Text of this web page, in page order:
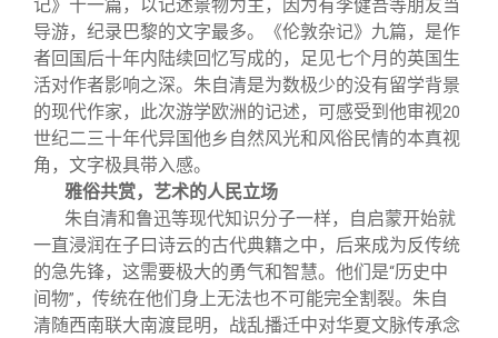
记》十一篇，以记述景物为主，因为有李健吾等朋友当
导游，纪录巴黎的文字最多。《伦敦杂记》九篇，是作
者回国后十年内陆续回忆写成的，足见七个月的英国生
活对作者影响之深。朱自清是为数极少的没有留学背景
的现代作家，此次游学欧洲的记述，可感受到他审视20
世纪二三十年代异国他乡自然风光和风俗民情的本真视
角，文字极具带入感。
雅俗共赏，艺术的人民立场
朱自清和鲁迅等现代知识分子一样，自启蒙开始就
一直浸润在子曰诗云的古代典籍之中，后来成为反传统
的急先锋，这需要极大的勇气和智慧。他们是“历史中
间物” ，传统在他们身上无法也不可能完全割裂。朱自
清随西南联大南渡昆明，战乱播迁中对华夏文脉传承念